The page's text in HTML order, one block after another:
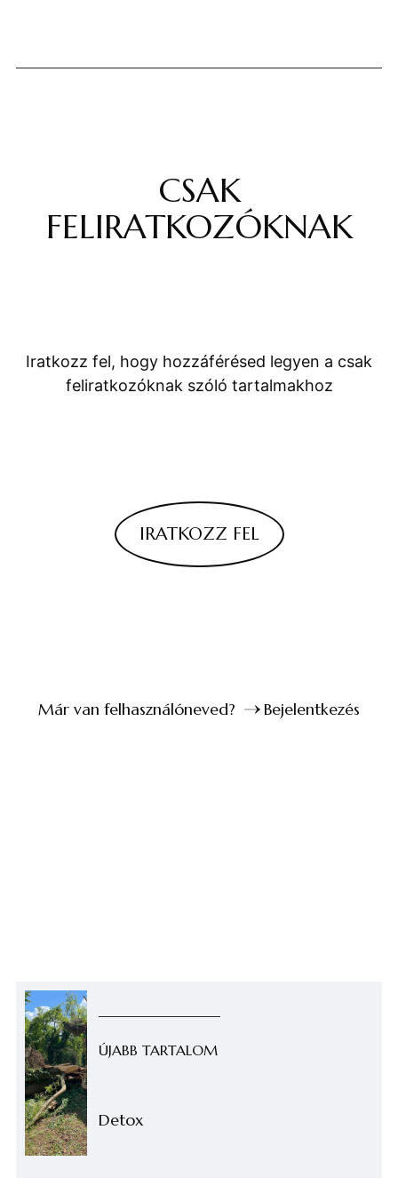
CSAK
FELIRATKOZÓKNAK
Iratkozz fel, hogy hozzáférésed legyen a csak
feliratkozóknak szóló tartalmakhoz
IRATKOZZ FEL
Már van felhasználóneved? Bejelentkezés
ÚJABB TARTALOM
Detox